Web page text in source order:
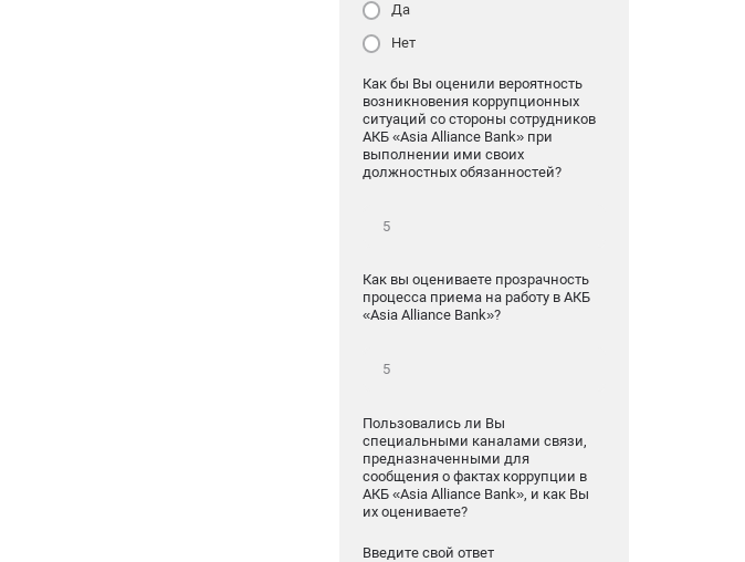
Да
Нет
Как бы Вы оценили вероятность
возникновения коррупционных
ситуаций со стороны сотрудников
АКБ «Asia Alliance Bank» при
выполнении ими своих
должностных обязанностей?
Как вы оцениваете прозрачность
процесса приема на работу в АКБ
«Asia Alliance Bank»?
Пользовались ли Вы
специальными каналами связи,
предназначенными для
сообщения о фактах коррупции в
АКБ «Asia Alliance Bank», и как Вы
их оцениваете?
Введите свой ответ